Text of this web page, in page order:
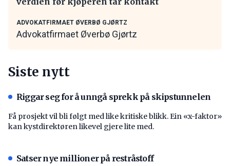
ADVOKATFIRMAET ØVERBØ GJØRTZ
Advokatfirmaet Øverbø Gjørtz
Siste nytt
Riggar seg for å unngå sprekk på skipstunnelen
Få prosjekt vil bli følgt med like kritiske blikk. Ein «x-faktor»
kan kystdirektøren likevel gjere lite med.
Satser nye millioner på restråstoff